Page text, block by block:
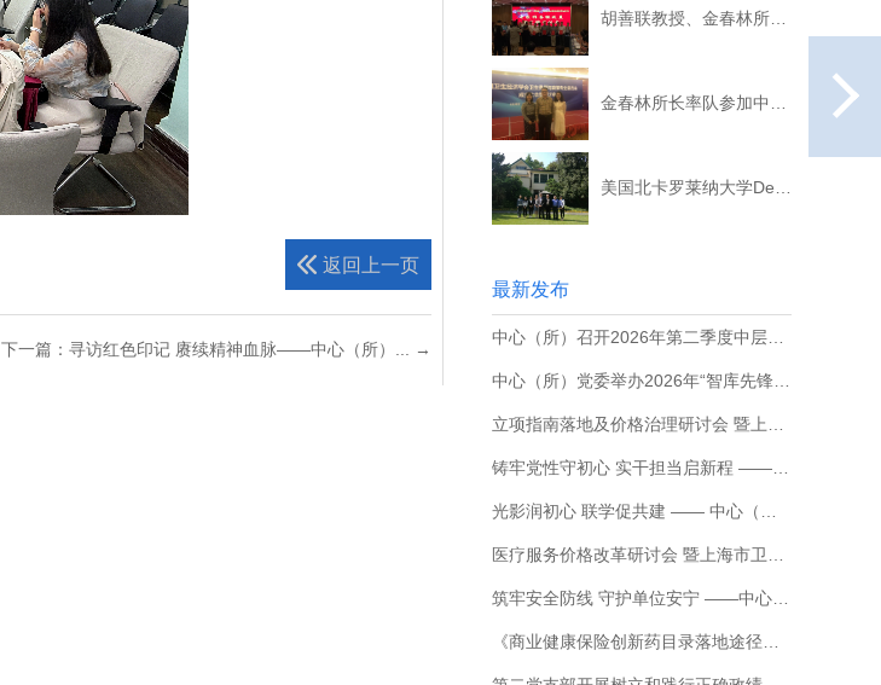
 返回上一页
下一篇：寻访红色印记 赓续精神血脉——中心（所）... →
胡善联教授、金春林所长受聘担任“沪苏浙皖闽”四省一市综合医改联席会议指导专家
金春林所长率队参加中国卫生经济学会第八次全国会员代表大会及卫生费用与政策专委会成立大会
美国北卡罗莱纳大学DeanHarris教授来所（中心）交流访问
最新发布
